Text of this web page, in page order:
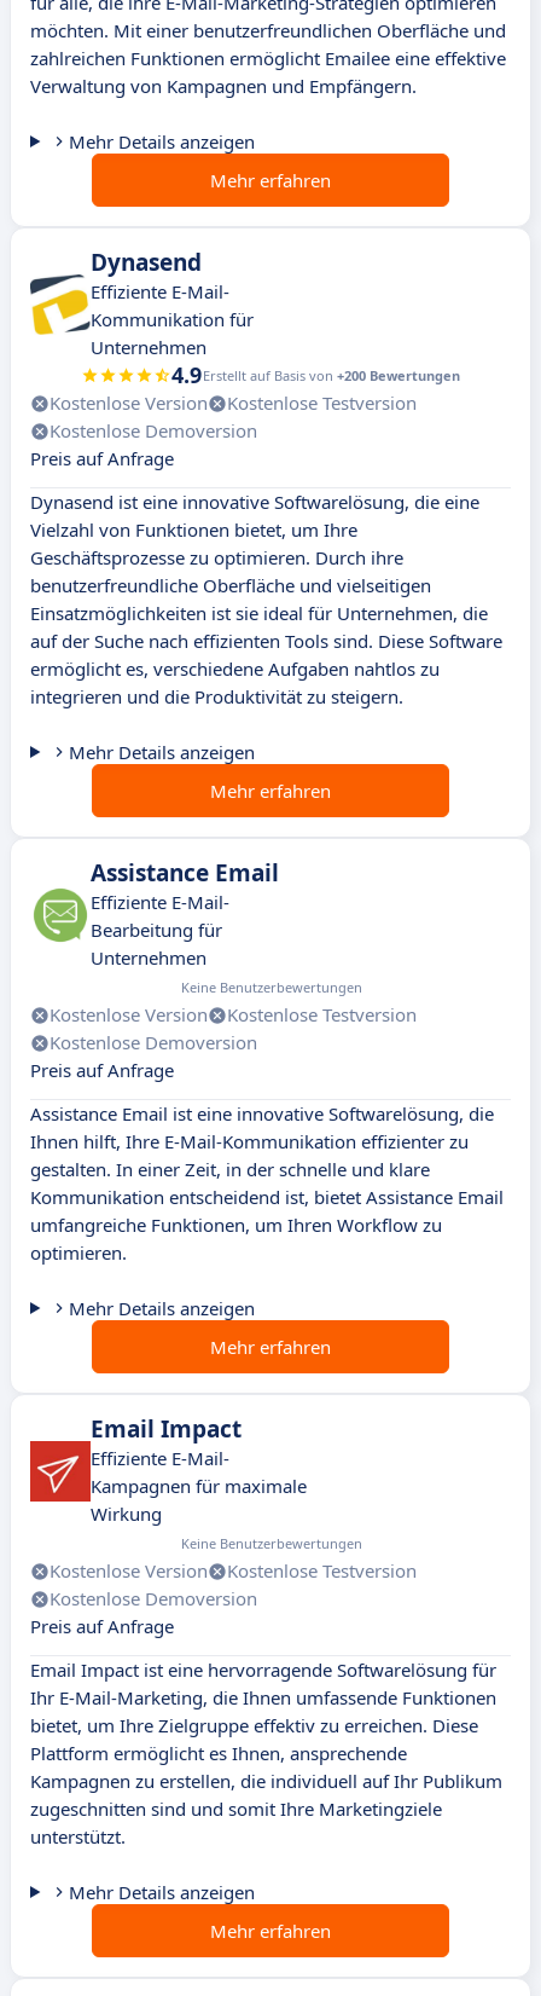
möchten. Mit einer benutzerfreundlichen Oberfläche und
zahlreichen Funktionen ermöglicht Emailee eine effektive
Verwaltung von Kampagnen und Empfängern.
Mehr Details anzeigen
Mehr erfahren
Dynasend
Effiziente E-Mail-
Kommunikation für
Unternehmen
4.9Erstellt auf Basis von +200 Bewertungen
Kostenlose Version
Kostenlose Testversion
Kostenlose Demoversion
Preis auf Anfrage
Dynasend ist eine innovative Softwarelösung, die eine
Vielzahl von Funktionen bietet, um Ihre
Geschäftsprozesse zu optimieren. Durch ihre
benutzerfreundliche Oberfläche und vielseitigen
Einsatzmöglichkeiten ist sie ideal für Unternehmen, die
auf der Suche nach effizienten Tools sind. Diese Software
ermöglicht es, verschiedene Aufgaben nahtlos zu
integrieren und die Produktivität zu steigern.
Mehr Details anzeigen
Mehr erfahren
Assistance Email
Effiziente E-Mail-
Bearbeitung für
Unternehmen
Keine Benutzerbewertungen
Kostenlose Version
Kostenlose Testversion
Kostenlose Demoversion
Preis auf Anfrage
Assistance Email ist eine innovative Softwarelösung, die
Ihnen hilft, Ihre E-Mail-Kommunikation effizienter zu
gestalten. In einer Zeit, in der schnelle und klare
Kommunikation entscheidend ist, bietet Assistance Email
umfangreiche Funktionen, um Ihren Workflow zu
optimieren.
Mehr Details anzeigen
Mehr erfahren
Email Impact
Effiziente E-Mail-
Kampagnen für maximale
Wirkung
Keine Benutzerbewertungen
Kostenlose Version
Kostenlose Testversion
Kostenlose Demoversion
Preis auf Anfrage
Email Impact ist eine hervorragende Softwarelösung für
Ihr E-Mail-Marketing, die Ihnen umfassende Funktionen
bietet, um Ihre Zielgruppe effektiv zu erreichen. Diese
Plattform ermöglicht es Ihnen, ansprechende
Kampagnen zu erstellen, die individuell auf Ihr Publikum
zugeschnitten sind und somit Ihre Marketingziele
unterstützt.
Mehr Details anzeigen
Mehr erfahren